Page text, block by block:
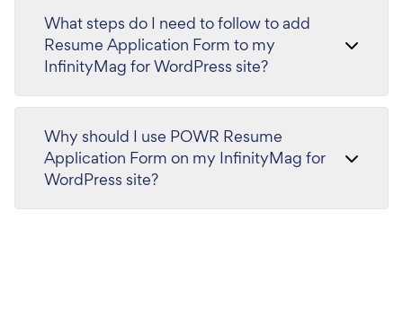
What steps do I need to follow to add
Resume Application Form to my
InfinityMag for WordPress site?
Why should I use POWR Resume
Application Form on my InfinityMag for
WordPress site?